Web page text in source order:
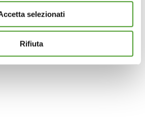
analytics e di profilazione di
la migliore esperienza di
e inviarti pubblicità in linea con le
come è possibile modificare le
selezionati
Rifiuta